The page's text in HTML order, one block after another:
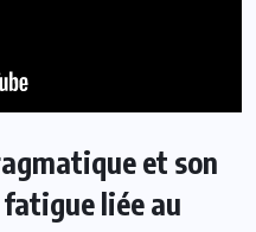
et son
liée au